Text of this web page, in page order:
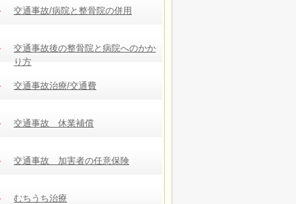
交通事故/病院と整骨院の併用
交通事故後の整骨院と病院へのかか
り方
交通事故治療/交通費
交通事故 休業補償
交通事故 加害者の任意保険
むちうち治療